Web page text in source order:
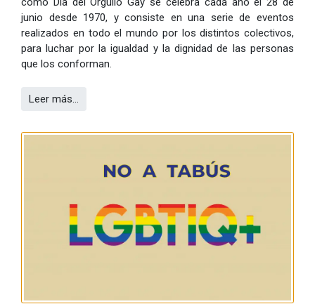
junio desde 1970, y consiste en una serie de eventos
realizados en todo el mundo por los distintos colectivos,
para luchar por la igualdad y la dignidad de las personas
que los conforman.
Leer más…